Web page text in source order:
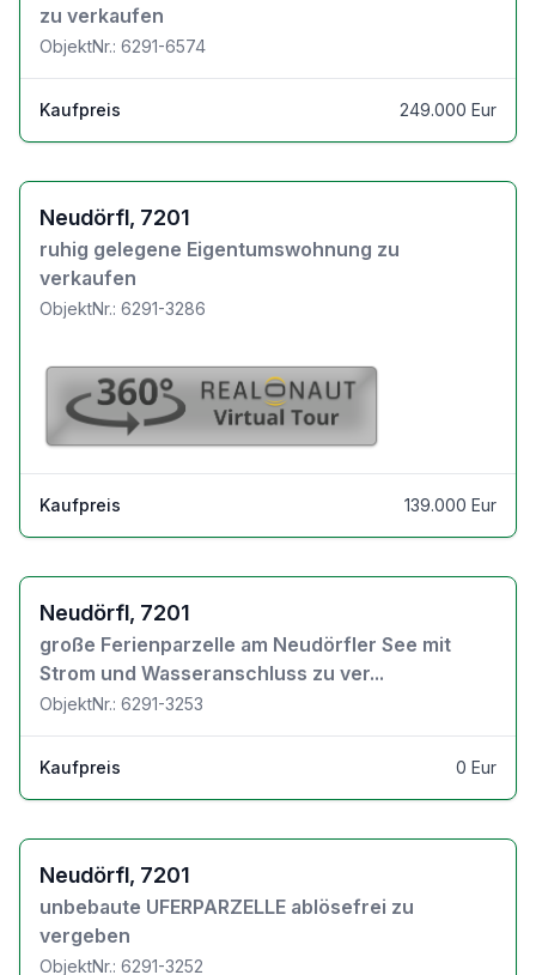
zu verkaufen
ObjektNr.: 6291-6574
Kaufpreis 249.000 Eur
Zu den Objektdetails
Neudörfl, 7201
ruhig gelegene Eigentumswohnung zu
verkaufen
ObjektNr.: 6291-3286
Kaufpreis 139.000 Eur
Zu den Objektdetails
Neudörfl, 7201
große Ferienparzelle am Neudörfler See mit
Strom und Wasseranschluss zu ver...
ObjektNr.: 6291-3253
Kaufpreis 0 Eur
Zu den Objektdetails
Neudörfl, 7201
unbebaute UFERPARZELLE ablösefrei zu
vergeben
ObjektNr.: 6291-3252